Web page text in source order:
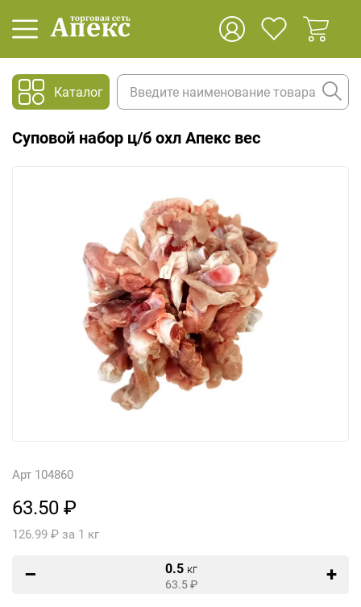
Каталог
Суповой набор ц/б охл Апекс вес
Арт 104860
63.50 ₽
126.99 ₽ за 1 кг
0.5 кг
63.5₽